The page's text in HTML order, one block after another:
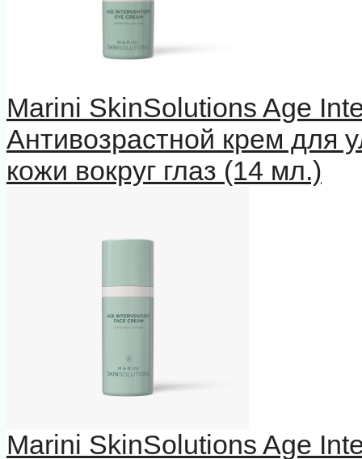
Marini SkinSolutions Age
Антивозрастной крем для
кожи вокруг глаз (14 мл.)
Marini SkinSolutions Age